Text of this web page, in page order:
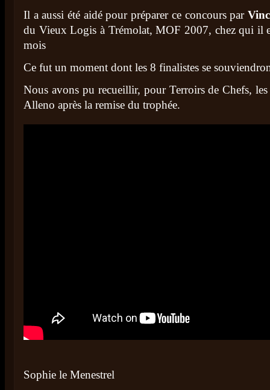
Il a aussi été aidé pour préparer ce concours par
du Vieux Logis à Trémolat, MOF 2007, chez qui il
mois
Ce fut un moment dont les 8 finalistes se
Nous avons pu recueillir, pour Terroirs de Chefs,
Alleno après la remise du trophée.
Sophie le Menestrel